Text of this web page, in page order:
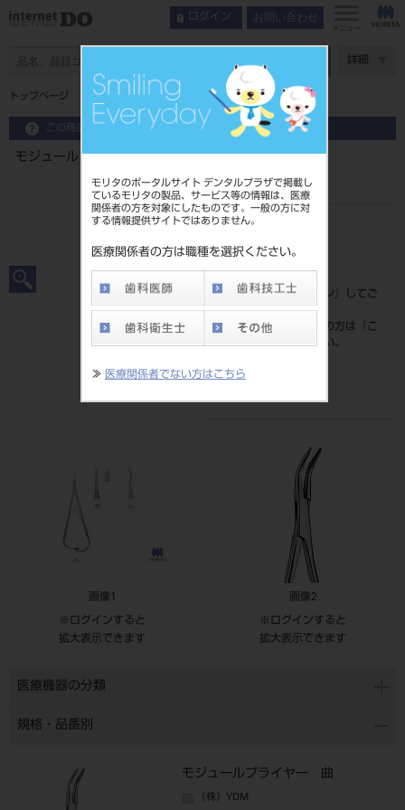
モリタのポータルサイト デンタルプラザで掲載し
ているモリタの製品、サービス等の情報は、医療
関係者の方を対象にしたものです。一般の方に対
する情報提供サイトではありません。
医療関係者の方は職種を選択ください。
≫ 医療関係者でない方はこちら
ログイン お問い合わせ
メニュー
詳細
トップページ モジュールプライヤー
この商品に関するお問い合わせ
モジュールプライヤー
品目コード
価格の確認は『ログイン
』してご
覧ください。
ネット会員登録がまだの方は『
こ
ちら』より登録ください。
メーカー
株式会社YDM
画像1
※ログインすると
拡大表示できます
画像2
※ログインすると
拡大表示できます
医療機器の分類
規格・品番別
モジュールプライヤー 曲
（株）YDM